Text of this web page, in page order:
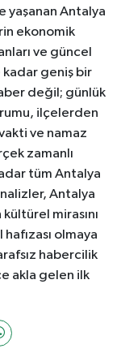
yaşanan Antalya
ekonomik
ve güncel
kadar geniş bir
değil; günlük
ilçelerden
ve namaz
zamanlı
tüm Antalya
Antalya
mirasını
olmaya
habercilik
akla gelen ilk